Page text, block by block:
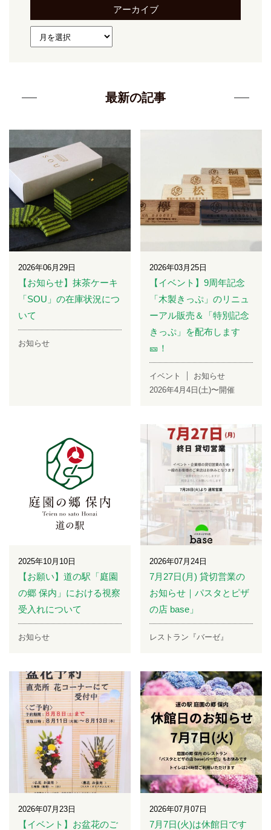
アーカイブ
最新の記事
2026年06月29日
【お知らせ】抹茶ケーキ
「SOU」の在庫状況につ
いて
お知らせ
2026年03月25日
【イベント】9周年記念
「木製きっぷ」のリニュ
ーアル販売＆「特別記念
きっぷ」を配布します
🎫！
イベント
お知らせ
2026年4月4日(土)〜開催
2025年10月10日
【お願い】道の駅「庭園
の郷 保内」における視察
受入れについて
お知らせ
2026年07月24日
7月27日(月) 貸切営業の
お知らせ｜パスタとピザ
の店 base」
レストラン『バーゼ』
2026年07月23日
【イベント】お盆花のご
2026年07月07日
7月7日(火)は休館日です